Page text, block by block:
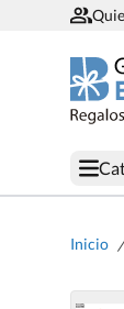
Inicio /